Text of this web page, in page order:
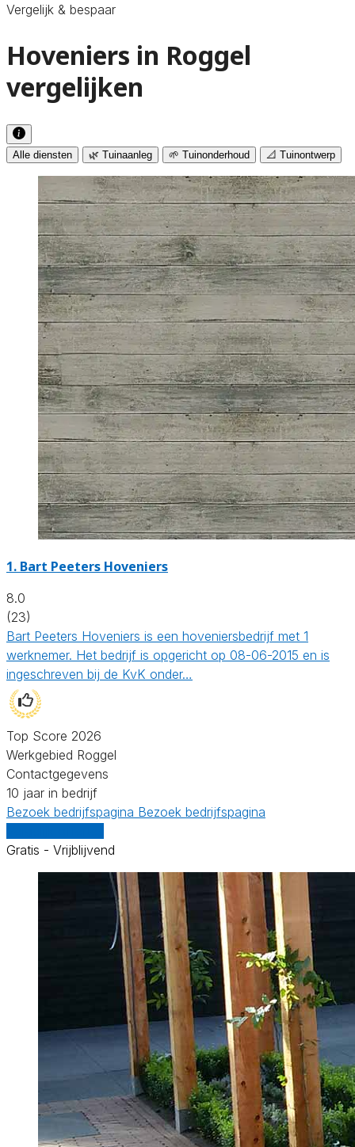
Vergelijk & bespaar
Hoveniers in Roggel
vergelijken
Alle diensten 🌿 Tuinaanleg 🌱 Tuinonderhoud 📐 Tuinontwerp
1. Bart Peeters Hoveniers
8.0
(23)
Bart Peeters Hoveniers is een hoveniersbedrijf met 1
werknemer. Het bedrijf is opgericht op 08-06-2015 en is
ingeschreven bij de KvK onder…
Top Score 2026
Werkgebied Roggel
Contactgegevens
10 jaar in bedrijf
Bezoek bedrijfspagina Bezoek bedrijfspagina
Gratis - Vrijblijvend